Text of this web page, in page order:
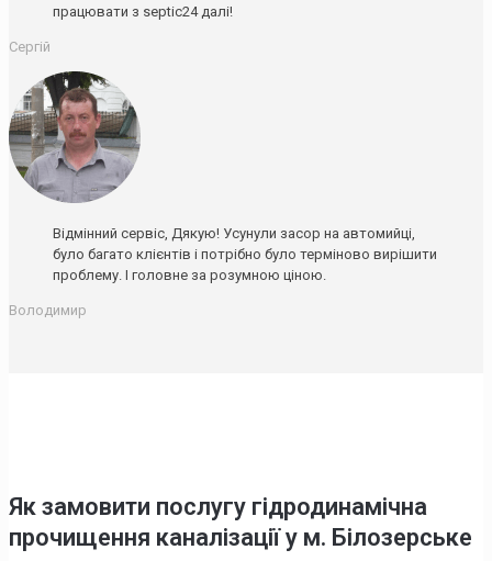
працювати з septic24 далі!
Сергій
Відмінний сервіс, Дякую! Усунули засор на автомийці,
було багато клієнтів і потрібно було терміново вирішити
проблему. І головне за розумною ціною.
Володимир
Як замовити послугу гідродинамічна
прочищення каналізації у м. Білозерське